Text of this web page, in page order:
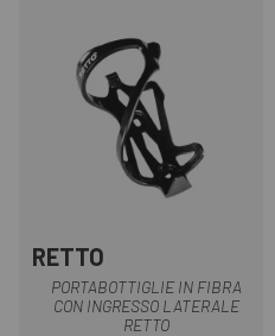
RETTO
PORTABOTTIGLIE IN FIBRA
CON INGRESSO LATERALE
RETTO